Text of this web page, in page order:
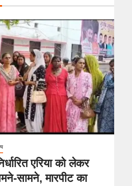
एरिया को लेकर
सामने, मारपीट का